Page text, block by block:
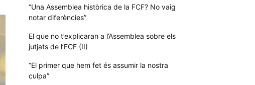
“Una Assemblea històrica de la FCF? No vaig
notar diferències”
El que no t’explicaran a l’Assemblea sobre els
jutjats de l’FCF (II)
“El primer que hem fet és assumir la nostra
culpa”